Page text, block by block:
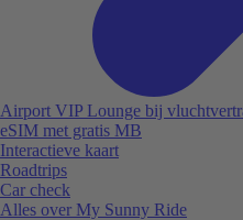
Airport VIP Lounge bij
eSIM met gratis MB
Interactieve kaart
Roadtrips
Car check
Alles over My Sunny Ride